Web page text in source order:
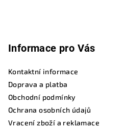
Informace pro Vás
Kontaktní informace
Doprava a platba
Obchodní podmínky
Ochrana osobních údajů
Vracení zboží a reklamace